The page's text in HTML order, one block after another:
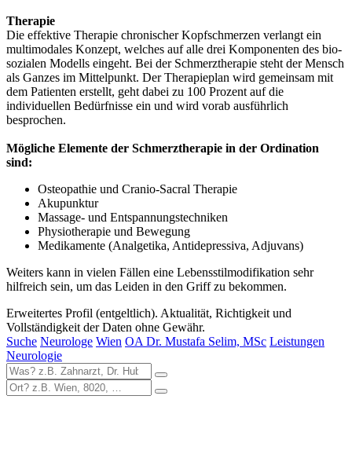
Therapie
Die effektive Therapie chronischer Kopfschmerzen verlangt ein
multimodales Konzept, welches auf alle drei Komponenten des bio-
sozialen Modells eingeht. Bei der Schmerztherapie steht der Mensch
als Ganzes im Mittelpunkt. Der Therapieplan wird gemeinsam mit
dem Patienten erstellt, geht dabei zu 100 Prozent auf die
individuellen Bedürfnisse ein und wird vorab ausführlich
besprochen.
Mögliche Elemente der Schmerztherapie in der Ordination
sind:
Osteopathie und Cranio-Sacral Therapie
Akupunktur
Massage- und Entspannungstechniken
Physiotherapie und Bewegung
Medikamente (Analgetika, Antidepressiva, Adjuvans)
Weiters kann in vielen Fällen eine Lebensstilmodifikation sehr
hilfreich sein, um das Leiden in den Griff zu bekommen.
Erweitertes Profil (entgeltlich). Aktualität, Richtigkeit und
Vollständigkeit der Daten ohne Gewähr.
Suche Neurologe Wien OA Dr. Mustafa Selim, MSc Leistungen
Neurologie